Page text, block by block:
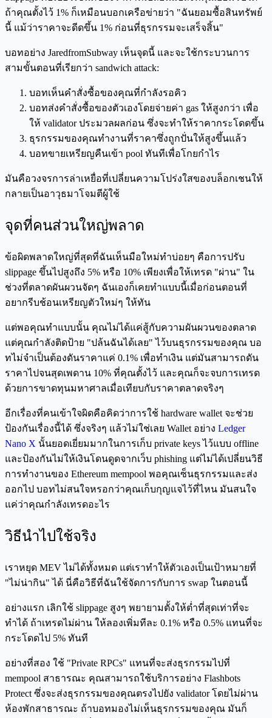
ถ้าคุณตั้งไว้ 1% ก็เหมือนบอกเครือข่ายว่า "ฉันยอมซื้อสินทรัพย์
นี้ แม้ว่าราคาจะดีดขึ้น 1% ก่อนที่ธุรกรรมจะเสร็จสิ้น"
บอทอย่าง JaredfromSubway เห็นจุดนี้ และจะใช้กระบวนการ
สามขั้นตอนที่เรียกว่า sandwich attack:
บอทเห็นคำสั่งซื้อของคุณที่กำลังรอคิว
บอทส่งคำสั่งซื้อของตัวเองโดยจ่ายค่า gas ให้สูงกว่า เพื่อ
ให้ validator ประมวลผลก่อน ซึ่งจะทำให้ราคากระโดดขึ้น
ธุรกรรมของคุณทำงานที่ราคาซึ่งถูกปั่นให้สูงขึ้นแล้ว
บอทขายเหรียญคืนเข้า pool ทันทีเพื่อโกยกำไร
มันคือวงจรการล่าเหยื่อที่เปลี่ยนความโปร่งใสของบล็อกเชนให้
กลายเป็นอาวุธมาโจมตีผู้ใช้
จุดที่คนส่วนใหญ่พลาด
ข้อผิดพลาดใหญ่ที่สุดที่ฉันเห็นมือใหม่ทำบ่อยๆ คือการปรับ
slippage ขึ้นไปสูงถึง 5% หรือ 10% เพียงเพื่อให้เทรด "ผ่าน" ใน
ช่วงที่ตลาดผันผวนจัดๆ ฉันเองก็เคยทำแบบนี้เมื่อก่อนตอนที่
อยากรีบช้อนเหรียญตัวใหม่ๆ ให้ทัน
แต่พอคุณทำแบบนั้น คุณไม่ได้แค่สู้กับความผันผวนของตลาด
แต่คุณกำลังติดป้าย "ปล้นฉันได้เลย" ไว้บนธุรกรรมของคุณ บอ
ทไม่จำเป็นต้องดันราคาแค่ 0.1% เพื่อทำเงิน แต่มันสามารถดัน
ราคาไปจนสุดเพดาน 10% ที่คุณตั้งไว้ และคุณก็จะจบการเทรด
ด้วยการขาดทุนมหาศาลเมื่อเทียบกับราคาตลาดจริงๆ
อีกเรื่องที่คนเข้าใจผิดคือคิดว่าการใช้ hardware wallet จะช่วย
ป้องกันเรื่องนี้ได้ ซึ่งจริงๆ แล้วไม่ใช่เลย Wallet อย่าง Ledger
Nano X นั้นยอดเยี่ยมมากในการเก็บ private keys ไว้แบบ offline
และป้องกันไม่ให้เงินโดนดูดจากเว็บ phishing แต่ไม่ได้เปลี่ยนวิธี
การทำงานของ Ethereum mempool พอคุณเซ็นธุรกรรมและส่ง
ออกไป บอทไม่สนใจหรอกว่าคุณเก็บกุญแจไว้ที่ไหน มันสนใจ
แค่ว่าคุณกำลังเทรดอะไร
วิธีนำไปใช้จริง
เราหยุด MEV ไม่ได้ทั้งหมด แต่เราทำให้ตัวเองเป็นเป้าหมายที่
"ไม่น่ากิน" ได้ นี่คือวิธีที่ฉันใช้จัดการกับการ swap ในตอนนี้
อย่างแรก เลิกใช้ slippage สูงๆ พยายามตั้งให้ต่ำที่สุดเท่าที่จะ
ทำได้ ถ้าเทรดไม่ผ่าน ให้ลองเพิ่มทีละ 0.1% หรือ 0.5% แทนที่จะ
กระโดดไป 5% ทันที
อย่างที่สอง ใช้ "Private RPCs" แทนที่จะส่งธุรกรรมไปที่
mempool สาธารณะ คุณสามารถใช้บริการอย่าง Flashbots
Protect ซึ่งจะส่งธุรกรรมของคุณตรงไปยัง validator โดยไม่ผ่าน
ห้องพักสาธารณะ ถ้าบอทมองไม่เห็นธุรกรรมของคุณ มันก็